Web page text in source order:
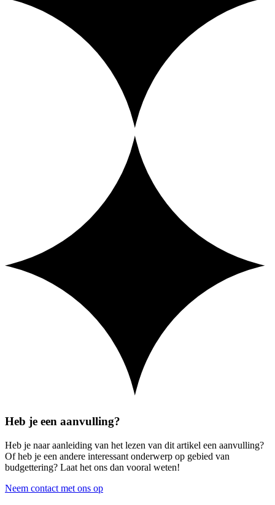
Heb je een aanvulling?
Heb je naar aanleiding van het lezen van dit artikel een aanvulling?
Of heb je een andere interessant onderwerp op gebied van
budgettering? Laat het ons dan vooral weten!
Neem contact met ons op